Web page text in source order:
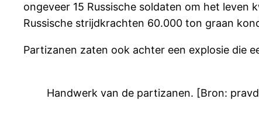
ongeveer 15 Russische soldaten om het
Russische strijdkrachten 60.000 ton graan
Partizanen zaten ook achter een explosie die
Handwerk van de partizanen. [Bron: